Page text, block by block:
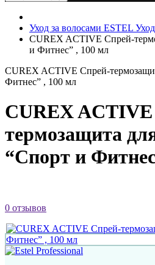
Уход за волосами ESTEL
CUREX ACTIVE Спрей-
и Фитнес” , 100 мл
CUREX ACTIVE Спрей-
Фитнес” , 100 мл
CUREX
термозащита
“Спорт и
0 отзывов